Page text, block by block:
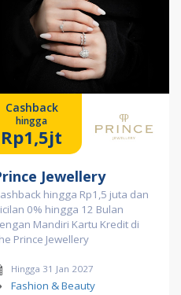
Cashback
hingga
Rp1,5jt
Jewellery
hingga Rp1,5 juta dan
0% hingga 12 Bulan
Mandiri Kartu Kredit di
Prince Jewellery
Hingga 31 Jan 2027
Fashion & Beauty